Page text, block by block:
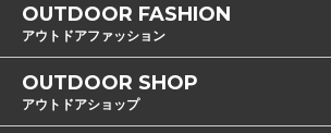
OUTDOOR FASHION
アウトドアファッション
OUTDOOR SHOP
アウトドアショップ